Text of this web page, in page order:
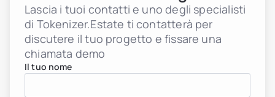
Lascia i tuoi contatti e uno degli specialisti
di Tokenizer.Estate ti contatterà per
discutere il tuo progetto e fissare una
chiamata demo
Il tuo nome